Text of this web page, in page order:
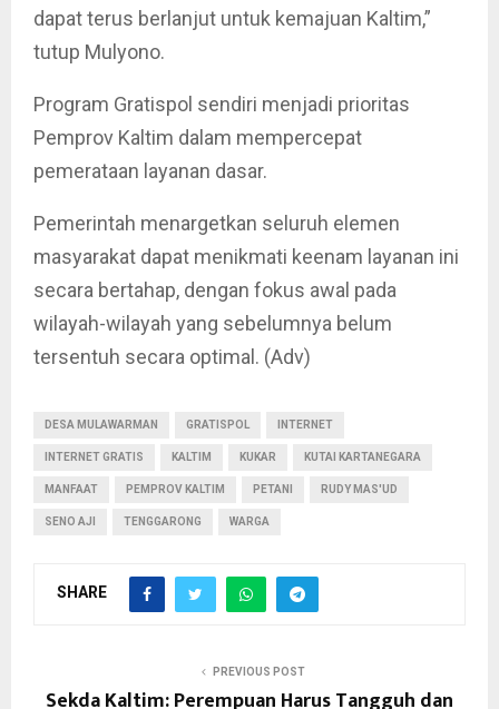
dapat terus berlanjut untuk kemajuan Kaltim,”
tutup Mulyono.
Program Gratispol sendiri menjadi prioritas
Pemprov Kaltim dalam mempercepat
pemerataan layanan dasar.
Pemerintah menargetkan seluruh elemen
masyarakat dapat menikmati keenam layanan ini
secara bertahap, dengan fokus awal pada
wilayah-wilayah yang sebelumnya belum
tersentuh secara optimal. (Adv)
DESA MULAWARMAN GRATISPOL INTERNET
INTERNET GRATIS KALTIM KUKAR KUTAI KARTANEGARA
MANFAAT PEMPROV KALTIM PETANI RUDY MAS'UD
SENO AJI TENGGARONG WARGA
SHARE
PREVIOUS POST
Sekda Kaltim: Perempuan Harus Tangguh dan